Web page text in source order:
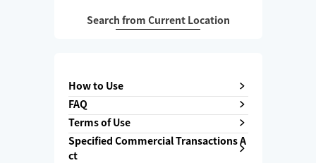
Search from Current Location
How to Use
FAQ
Terms of Use
Specified Commercial Transactions A
ct